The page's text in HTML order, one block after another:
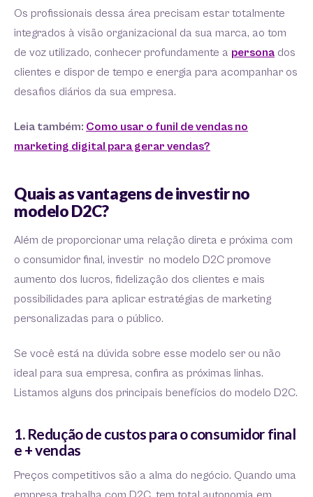
Os profissionais dessa área precisam estar totalmente
integrados à visão organizacional da sua marca, ao tom
de voz utilizado, conhecer profundamente a persona dos
clientes e dispor de tempo e energia para acompanhar os
desafios diários da sua empresa.
Leia também: Como usar o funil de vendas no
marketing digital para gerar vendas?
Quais as vantagens de investir no
modelo D2C?
Além de proporcionar uma relação direta e próxima com
o consumidor final, investir no modelo D2C promove
aumento dos lucros, fidelização dos clientes e mais
possibilidades para aplicar estratégias de marketing
personalizadas para o público.
Se você está na dúvida sobre esse modelo ser ou não
ideal para sua empresa, confira as próximas linhas.
Listamos alguns dos principais benefícios do modelo D2C.
1. Redução de custos para o consumidor final
e + vendas
Preços competitivos são a alma do negócio. Quando uma